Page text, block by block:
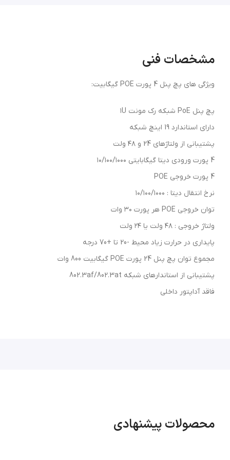
مشخصات فنی
ویژگی های پچ پنل 4 پورت POE گیگابیت:
پچ پنل PoE شبکه رک مونت ۱U
دارای استاندارد 19 اینچ شبکه
پشتیبانی از ولتاژهای 24 و ۴۸ ولت
4 پورت ورودی دیتا گیگابایتی ۱۰/۱۰۰/۱۰۰۰
4 پورت خروجی POE
نرخ انتقال دیتا : ۱۰/۱۰۰/۱۰۰۰
توان خروجی POE هر پورت ۳۰ وات
ولتاژ خروجی : ۴۸ ولت یا ۲۴ ولت
پایداری در حرارت زیاد محیط -20 تا +70 درجه
مجموع توان پچ پنل 24 پورت POE گیگابیت 800 وات
پشتیبانی از استاندارهای شبکه 802.3af/802.3at
فاقد آداپتور داخلی
محصولات پیشنهادی